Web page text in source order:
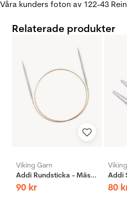
Våra kunders foton av 122-43
Relaterade produkter
Viking Garn
Addi Rundsticka - Mässing
90 kr 80